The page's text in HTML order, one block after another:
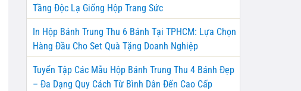
Tầng Độc Lạ Giống Hộp Trang Sức
In Hộp Bánh Trung Thu 6 Bánh Tại TPHCM: Lựa Chọn
Hàng Đầu Cho Set Quà Tặng Doanh Nghiệp
Tuyển Tập Các Mẫu Hộp Bánh Trung Thu 4 Bánh Đẹp
– Đa Dạng Quy Cách Từ Bình Dân Đến Cao Cấp